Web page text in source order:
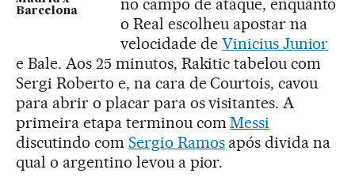
Barcelona
o Real escolheu apostar na
velocidade de Vinicius Junior
e Bale. Aos 25 minutos, Rakitic tabelou com
Sergi Roberto e, na cara de Courtois, cavou
para abrir o placar para os visitantes. A
primeira etapa terminou comMessi
discutindo com Sergio Ramosapós divida na
qual o argentino levou a pior.